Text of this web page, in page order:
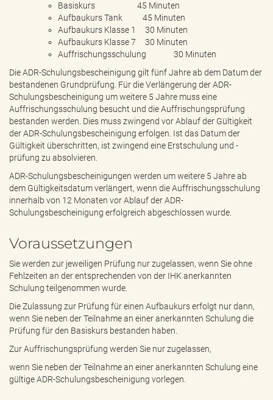
Basiskurs 45 Minuten
Aufbaukurs Tank 45 Minuten
Aufbaukurs Klasse 1 30 Minuten
Aufbaukurs Klasse 7 30 Minuten
Auffrischungsschulung 30 Minuten
Die ADR-Schulungsbescheinigung gilt fünf Jahre ab dem Datum der
bestandenen Grundprüfung. Für die Verlängerung der ADR-
Schulungsbescheinigung um weitere 5 Jahre muss eine
Auffrischungsschulung besucht und die Auffrischungsprüfung
bestanden werden. Dies muss zwingend vor Ablauf der Gültigkeit
der ADR-Schulungsbescheinigung erfolgen. Ist das Datum der
Gültigkeit überschritten, ist zwingend eine Erstschulung und -
prüfung zu absolvieren.
ADR-Schulungsbescheinigungen werden um weitere 5 Jahre ab
dem Gültigkeitsdatum verlängert, wenn die Auffrischungsschulung
innerhalb von 12 Monaten vor Ablauf der ADR-
Schulungsbescheinigung erfolgreich abgeschlossen wurde.
Voraussetzungen
Sie werden zur jeweiligen Prüfung nur zugelassen, wenn Sie ohne
Fehlzeiten an der entsprechenden von der IHK anerkannten
Schulung teilgenommen wurde.
Die Zulassung zur Prüfung für einen Aufbaukurs erfolgt nur dann,
wenn Sie neben der Teilnahme an einer anerkannten Schulung die
Prüfung für den Basiskurs bestanden haben.
Zur Auffrischungsprüfung werden Sie nur zugelassen,
wenn Sie neben der Teilnahme an einer anerkannten Schulung eine
gültige ADR-Schulungsbescheinigung vorlegen.